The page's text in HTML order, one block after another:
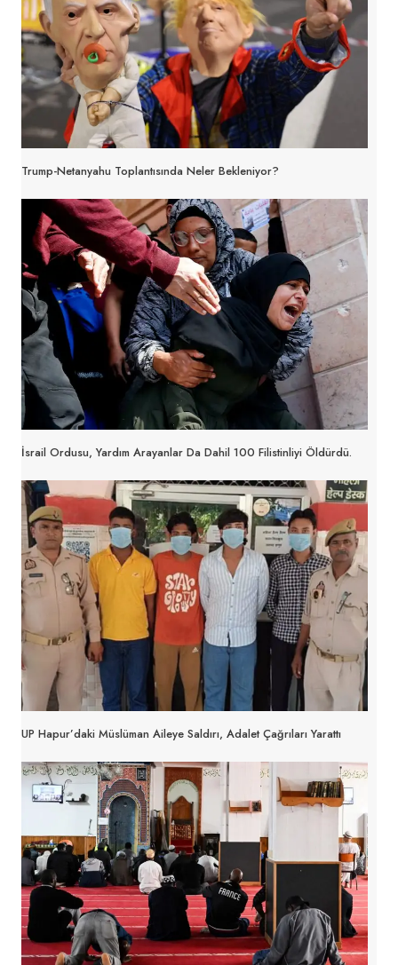
Trump-Netanyahu Toplantısında Neler Bekleniyor?
İsrail Ordusu, Yardım Arayanlar Da Dahil 100 Filistinliyi Öldürdü.
UP Hapur’daki Müslüman Aileye Saldırı, Adalet Çağrıları Yarattı